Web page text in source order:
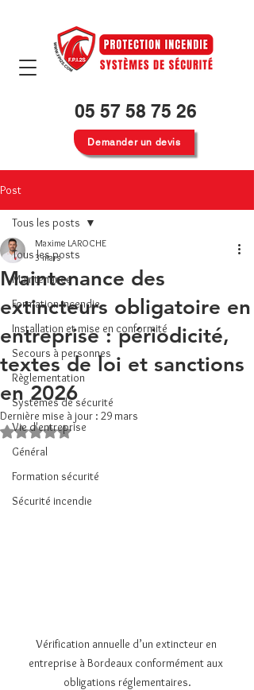
05 57 58 75 26
Demander un devis
Post
Tous les posts
Maintenance
Formation incendie
Installation et mise en conformité
Secours à personnes
Règlementation
Systèmes de sécurité
Vie d'entreprise
Général
Formation sécurité
Sécurité incendie
Tous les posts
Maintenance des
extincteurs obligatoire en
entreprise : périodicité,
textes de loi et sanctions
en 2026
Maxime LAROCHE
3 mars
Dernière mise à jour : 29 mars
Noté NaN étoiles sur 5.
Vérification annuelle d’un extincteur en
entreprise à Bordeaux conformément aux
obligations réglementaires.